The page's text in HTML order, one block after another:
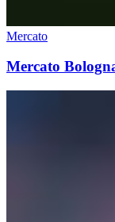
Mercato
Mercato